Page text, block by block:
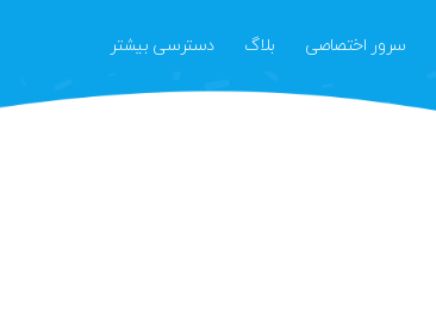
سرور اختصاصی بلاگ دسترسی بیشتر
ثبت